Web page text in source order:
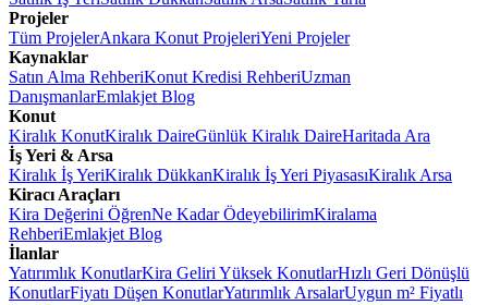
Projeler
Tüm ProjelerAnkara Konut ProjeleriYeni Projeler
Kaynaklar
Satın Alma RehberiKonut Kredisi RehberiUzman
DanışmanlarEmlakjet Blog
Konut
Kiralık KonutKiralık DaireGünlük Kiralık DaireHaritada Ara
İş Yeri & Arsa
Kiralık İş YeriKiralık DükkanKiralık İş Yeri PiyasasıKiralık Arsa
Kiracı Araçları
Kira Değerini ÖğrenNe Kadar ÖdeyebilirimKiralama
RehberiEmlakjet Blog
İlanlar
Yatırımlık KonutlarKira Geliri Yüksek KonutlarHızlı Geri Dönüşlü
KonutlarFiyatı Düşen KonutlarYatırımlık ArsalarUygun m² Fiyatlı